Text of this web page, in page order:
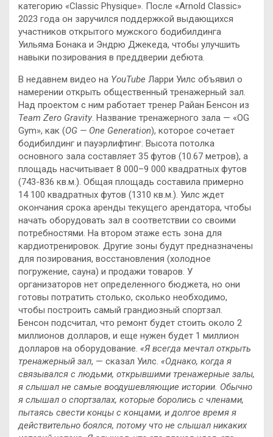
категорию «Classic Physique». После «Arnold Classic»
2023 года он заручился поддержкой выдающихся
участников открытого мужского бодибилдинга
Уильяма Бонака и Эндрю Джекеда, чтобы улучшить
навыки позирования в преддверии дебюта.
В недавнем видео на YouTube Ларри Уилс объявил о
намерении открыть общественный тренажерный зал.
Над проектом с ним работает тренер Райан Бенсон из
Team Zero Gravity. Название тренажерного зала — «OG
Gym», как (OG — One Generation), которое сочетает
бодибилдинг и пауэрлифтинг. Высота потолка
основного зала составляет 35 футов (10.67 метров), а
площадь насчитывает 8 000–9 000 квадратных футов
(743-836 кв.м.). Общая площадь составила примерно
14 100 квадратных футов (1310 кв.м.). Уилс ждет
окончания срока аренды текущего арендатора, чтобы
начать оборудовать зал в соответствии со своими
потребностями. На втором этаже есть зона для
кардиотренировок. Другие зоны будут предназначены
для позирования, восстановления (холодное
погружение, сауна) и продажи товаров. У
организаторов нет определенного бюджета, но они
готовы потратить столько, сколько необходимо,
чтобы построить самый грандиозный спортзал.
Бенсон подсчитал, что ремонт будет стоить около 2
миллионов долларов, и еще нужен будет 1 миллион
долларов на оборудование. «Я всегда мечтал открыть
тренажерный зал, — сказал Уилс. «Однако, когда я
связывался с людьми, открывшими тренажерные залы,
я слышал не самые воодушевляющие истории. Обычно
я слышал о спортзалах, которые боролись с членами,
пытаясь свести концы с концами, и долгое время я
действительно боялся, потому что не слышал никаких